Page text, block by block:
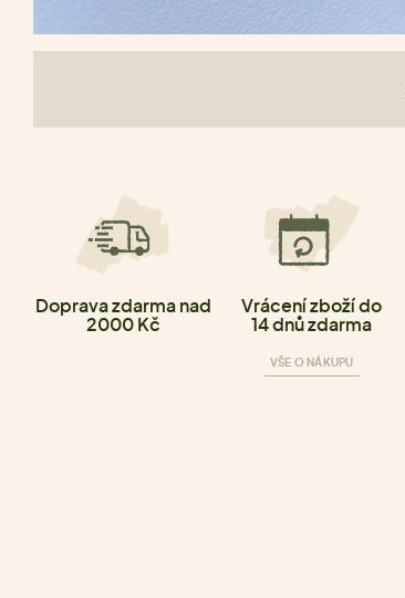
Doprava zdarma nad
2000 Kč
Vrácení zboží do
14 dnů zdarma
VŠE O NÁKUPU